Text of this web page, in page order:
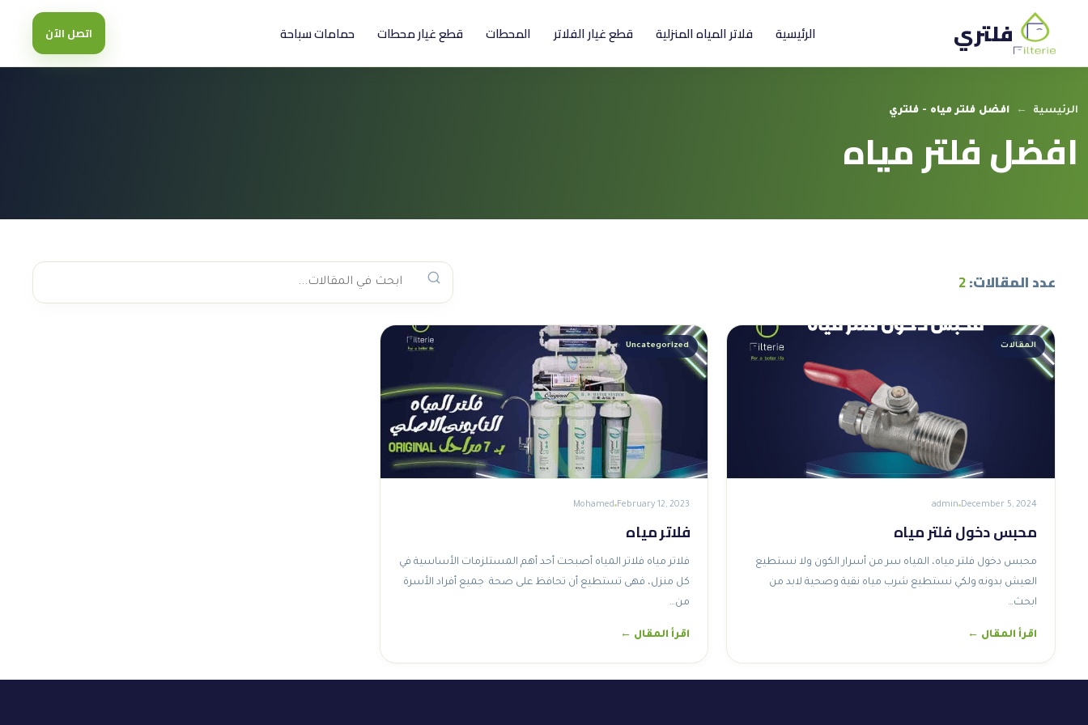
فلتري الرئيسية فلاتر المياه المنزلية قطع غيار الفلاتر المحطات قطع غيار محطات حمامات سباحة اتصل الآن
الرئيسية ← افضل فلتر مياه - فلتري
افضل فلتر مياه
عدد المقالات:2
المقالات
December 5, 2024
admin
محبس دخول فلتر مياه
محبس دخول فلتر مياه، المياه سر من أسرار الكون ولا نستطيع
العيش بدونه ولكي نستطيع شرب مياه نقية وصحية لابد من
ابحث…
اقرأ المقال ←
Uncategorized
February 12, 2023
Mohamed
فلاتر مياه
فلاتر مياه فلاتر المياه أصبحت أحد أهم المستلزمات الأساسية في
كل منزل، فهى تستطيع أن تحافظ على صحة جميع أفراد الأسرة
من…
اقرأ المقال ←